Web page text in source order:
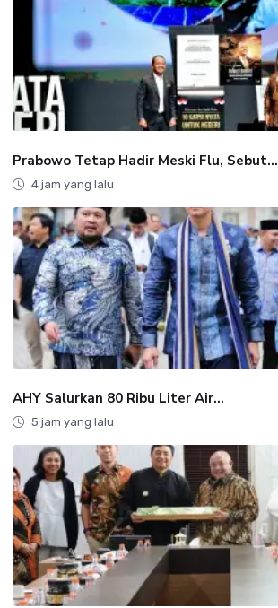
Prabowo Tetap Hadir Meski Flu, Sebut...
4 jam yang lalu
AHY Salurkan 80 Ribu Liter Air...
5 jam yang lalu